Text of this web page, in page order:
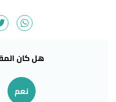
14/6/2023. Edited.
هل كان
نعم